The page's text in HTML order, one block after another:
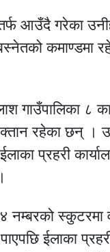
आउँदै गरेका
कमाण्डमा
गाउँपालिका ८
रहेका छन्
प्रहरी
स्कुटरमा
ईलाका